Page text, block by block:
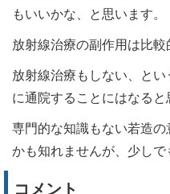
もいいかな、と思います。
放射線治療の副作用は比較
放射線治療もしない、と
に通院することにはなると
専門的な知識もない若造
かも知れませんが、少しで
コメント